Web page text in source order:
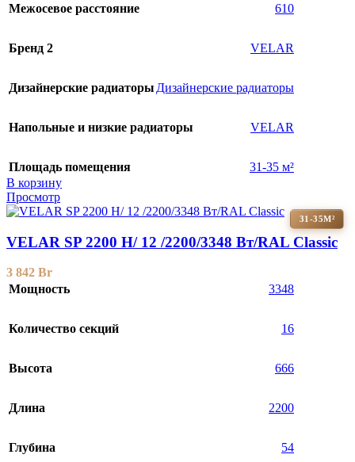
Межосевое расстояние 610
Бренд 2 VELAR
Дизайнерские радиаторы Дизайнерские радиаторы
Напольные и низкие радиаторы VELAR
Площадь помещения
31-35 м²
В корзину
Просмотр
31-35М²
VELAR SP 2200 H/ 12 /2200/3348 Вт/RAL Classic
3 842 Br
Мощность
3348
Количество секций 16
Высота 666
Длина 2200
Глубина 54